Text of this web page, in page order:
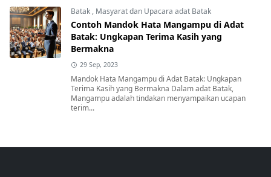
Batak , Masyarat dan Upacara adat Batak
Contoh Mandok Hata Mangampu di Adat
Batak: Ungkapan Terima Kasih yang
Bermakna
29 Sep, 2023
Mandok Hata Mangampu di Adat Batak: Ungkapan
Terima Kasih yang Bermakna Dalam adat Batak,
Mangampu adalah tindakan menyampaikan ucapan
terim...